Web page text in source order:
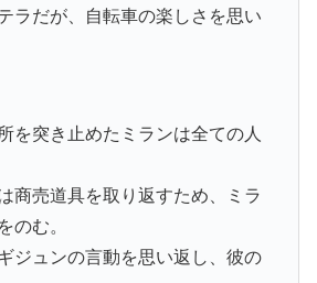
ラだが、自転車の楽しさを思い
を突き止めたミランは全ての人
商売道具を取り返すため、ミラ
のむ。
ジュンの言動を思い返し、彼の